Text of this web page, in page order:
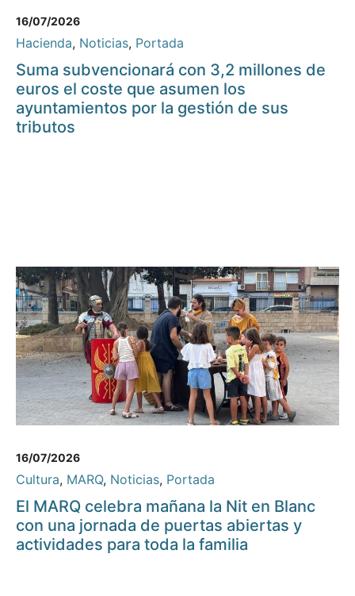
16/07/2026
Hacienda, Noticias, Portada
Suma subvencionará con 3,2 millones de
euros el coste que asumen los
ayuntamientos por la gestión de sus
tributos
16/07/2026
Cultura, MARQ, Noticias, Portada
El MARQ celebra mañana la Nit en Blanc
con una jornada de puertas abiertas y
actividades para toda la familia